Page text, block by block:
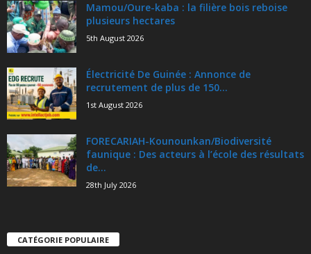
Mamou/Oure-kaba : la filière bois reboise
plusieurs hectares
5th August 2026
Électricité De Guinée : Annonce de
recrutement de plus de 150...
1st August 2026
FORECARIAH-Kounounkan/Biodiversité
faunique : Des acteurs à l’école des résultats
de...
28th July 2026
CATÉGORIE POPULAIRE